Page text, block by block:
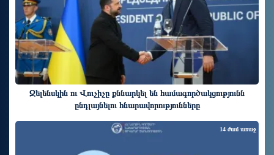
Զելենսկին ու Վուչիչը քննարկել են համագործակցությունն
ընդլայնելու հնարավորությունները
14 ժամ առաջ